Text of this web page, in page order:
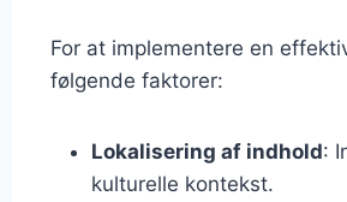
For at implementere en
følgende faktorer:
Lokalisering af indhold:
kulturelle kontekst.